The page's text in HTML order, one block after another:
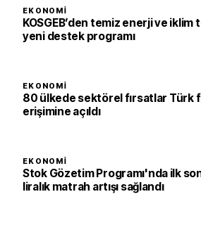
EKONOMI
KOSGEB’den temiz enerji ve
yeni destek programı
EKONOMI
80 ülkede sektörel fırsatlar Türk
erişimine açıldı
EKONOMI
Stok Gözetim Programı'nda ilk
liralık matrah artışı sağlandı